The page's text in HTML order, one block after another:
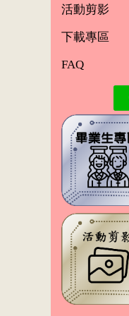
活動剪影
下載專區
FAQ